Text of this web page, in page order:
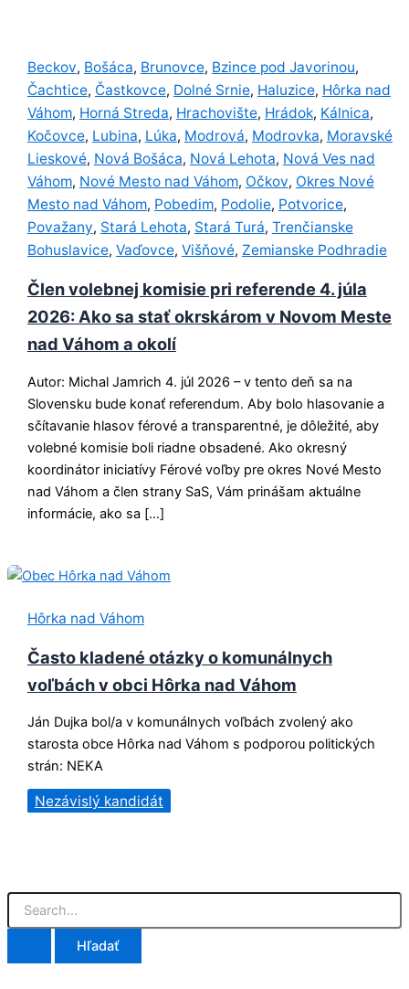
V
Beckov, Bošáca, Brunovce, Bzince pod Javorinou,
Čachtice, Častkovce, Dolné Srnie, Haluzice, Hôrka nad
Váhom, Horná Streda, Hrachovište, Hrádok, Kálnica,
Kočovce, Lubina, Lúka, Modrová, Modrovka, Moravské
Lieskové, Nová Bošáca, Nová Lehota, Nová Ves nad
Váhom, Nové Mesto nad Váhom, Očkov, Okres Nové
Mesto nad Váhom, Pobedim, Podolie, Potvorice,
Považany, Stará Lehota, Stará Turá, Trenčianske
Bohuslavice, Vaďovce, Višňové, Zemianske Podhradie
Člen volebnej komisie pri referende 4. júla
2026: Ako sa stať okrskárom v Novom Meste
nad Váhom a okolí
Autor: Michal Jamrich 4. júl 2026 – v tento deň sa na
Slovensku bude konať referendum. Aby bolo hlasovanie a
sčítavanie hlasov férové a transparentné, je dôležité, aby
volebné komisie boli riadne obsadené. Ako okresný
koordinátor iniciatívy Férové voľby pre okres Nové Mesto
nad Váhom a člen strany SaS, Vám prinášam aktuálne
informácie, ako sa […]
Hôrka nad Váhom
Často kladené otázky o komunálnych
voľbách v obci Hôrka nad Váhom
Ján Dujka bol/a v komunálnych voľbách zvolený ako
starosta obce Hôrka nad Váhom s podporou politických
strán: NEKA
Nezávislý kandidát